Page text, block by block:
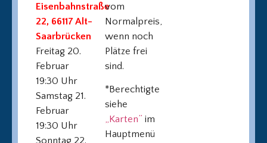
Eisenbahnstraße
22, 66117 Alt-
Saarbrücken
Freitag 20.
Februar
19:30 Uhr
Samstag 21.
Februar
19:30 Uhr
Sonntag 22.
vom
Normalpreis,
wenn noch
Plätze frei
sind.
*Berechtigte
siehe
„Karten” im
Hauptmenü